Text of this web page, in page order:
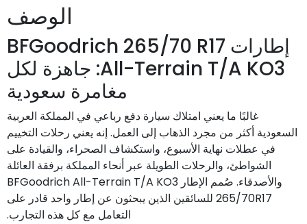
الوصف
إطارات BFGoodrich 265/70 R17
All-Terrain T/A KO3: جاهزة لكل
مغامرة سعودية
غالبًا ما يعني امتلاك سيارة دفع رباعي في المملكة العربية
السعودية أكثر من مجرد الذهاب إلى العمل. إنه يعني رحلات التخييم
في عطلات نهاية الأسبوع، واستكشاف الصحراء، والقيادة على
الشواطئ، والرحلات الطويلة عبر أنحاء المملكة برفقة العائلة
والأصدقاء. صُمم الإطار BFGoodrich All-Terrain T/A KO3
265/70R17 للسائقين الذين يبحثون عن إطار واحد قادر على
التعامل مع كل هذه التجارب.